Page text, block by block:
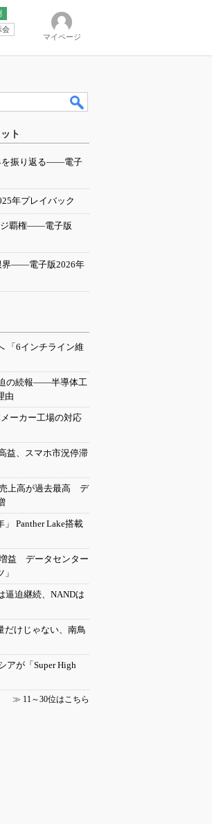
会
マイページ
ト
を振り返る――電子
年プレイバック
ジ覇権――電子版
界――電子版2026年
「6インチライン維
の続報――半導体工
由
ーカー工場の対応
益、スマホ市況停滞
上高が過去最高 デ
Panther Lake搭載
益 データセンター
迫継続、NANDは
けじゃない、南鳥
アが「Super High
≫ 11～30位はこちら